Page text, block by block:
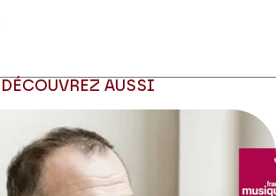
DÉCOUVREZ AUSSI